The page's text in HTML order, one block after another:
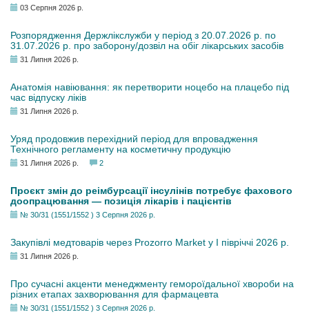
03 Серпня 2026 р.
Розпорядження Держлікслужби у період з 20.07.2026 р. по
31.07.2026 р. про заборону/дозвіл на обіг лікарських засобів
31 Липня 2026 р.
Анатомія навіювання: як перетворити ноцебо на плацебо під
час відпуску ліків
31 Липня 2026 р.
Уряд продовжив перехідний період для впровадження
Технічного регламенту на косметичну продукцію
31 Липня 2026 р. 2
Проєкт змін до реімбурсації інсулінів потребує фахового
доопрацювання — позиція лікарів і пацієнтів
№ 30/31 (1551/1552 ) 3 Серпня 2026 р.
Закупівлі медтоварів через Prozorro Market у I півріччі 2026 р.
31 Липня 2026 р.
Про сучасні акценти менеджменту гемороїдальної хвороби на
різних етапах захворювання для фармацевта
№ 30/31 (1551/1552 ) 3 Серпня 2026 р.